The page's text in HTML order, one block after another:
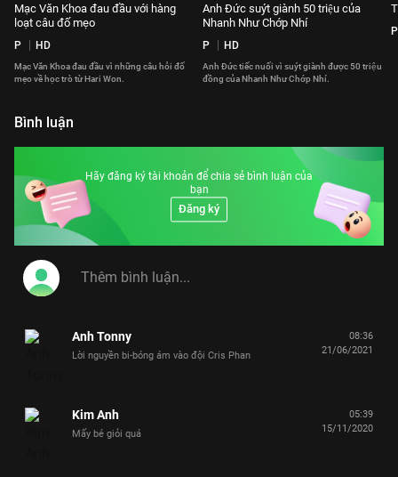
Mạc Văn Khoa đau đầu với hàng
loạt câu đố mẹo
P HD
Mạc Văn Khoa đau đầu vì những câu hỏi đố
mẹo về học trò từ Hari Won.
Anh Đức suýt giành 50 triệu của
Nhanh Như Chớp Nhí
P HD
Anh Đức tiếc nuối vì suýt giành được 50 triệu
đồng của Nhanh Như Chớp Nhí.
P
Bình luận
Hãy đăng ký tài khoản để chia sẻ bình luận của
bạn
Đăng ký
Anh Tonny
Lời nguyền bi-bóng ám vào đội Cris Phan
08:36
21/06/2021
Kim Anh
Mấy bé giỏi quá
05:39
15/11/2020